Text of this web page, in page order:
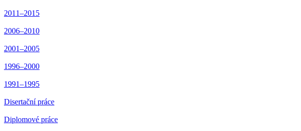
2011–2015
2006–2010
2001–2005
1996–2000
1991–1995
Disertační práce
Diplomové práce